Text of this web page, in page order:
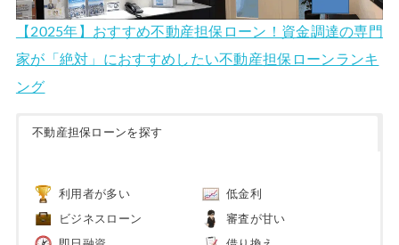
【2025年】おすすめ不動産担保ローン！資金調達の専門
家が「絶対」におすすめしたい不動産担保ローンランキ
ング
不動産担保ローンを探す
利用者が多い 低金利
ビジネスローン 審査が甘い